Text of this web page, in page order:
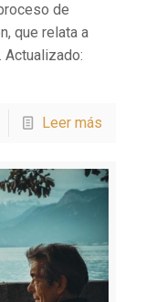
de
que relata a
Actualizado:
Leer más